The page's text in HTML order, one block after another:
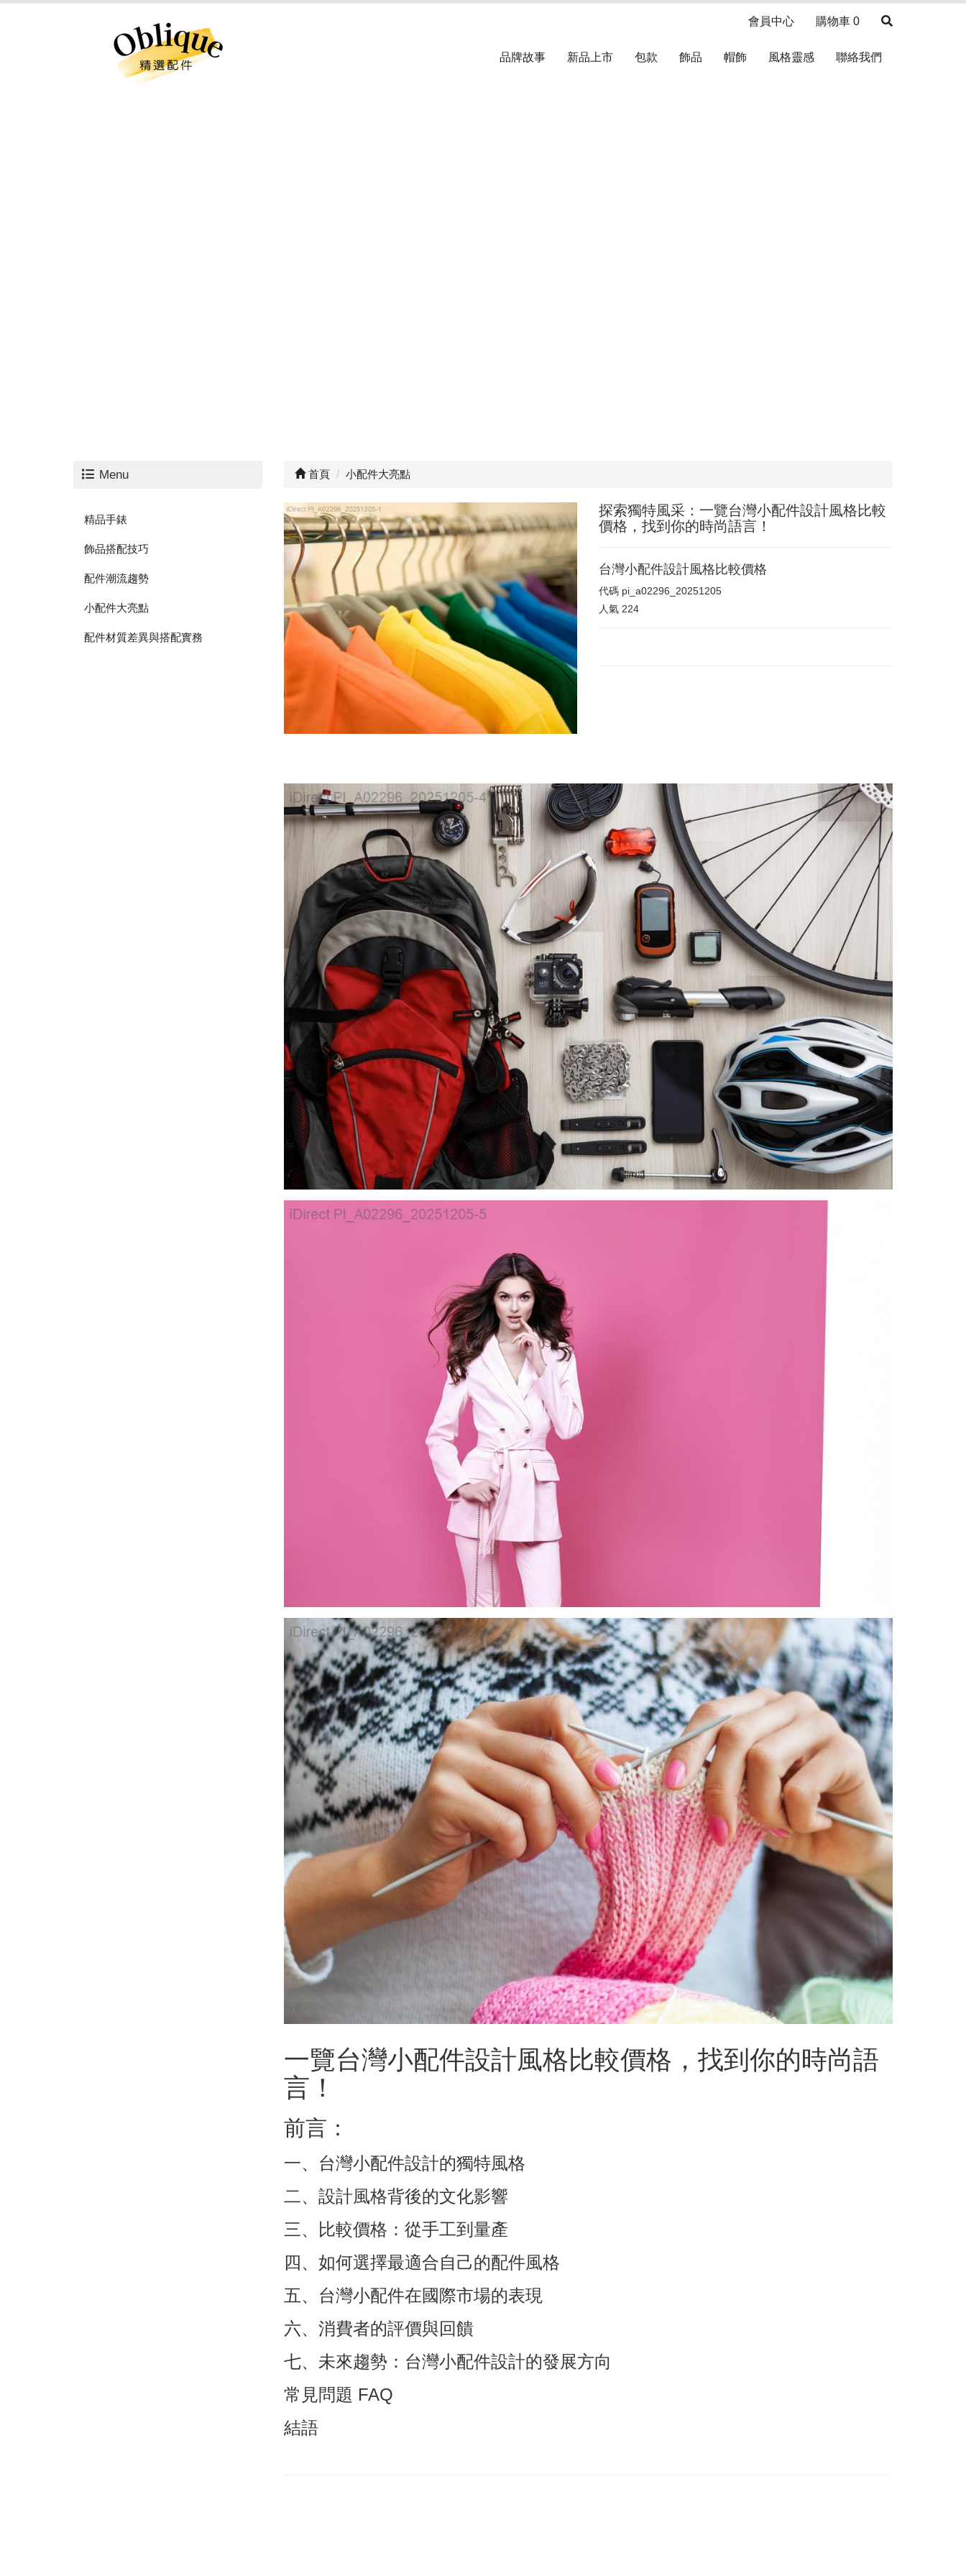
會員中心 購物車 0
品牌故事 新品上市 包款 飾品 帽飾 風格靈感 聯絡我們
Menu
精品手錶
飾品搭配技巧
配件潮流趨勢
小配件大亮點
配件材質差異與搭配實務
首頁 小配件大亮點
探索獨特風采：一覽台灣小配件設計風格比較
價格，找到你的時尚語言！
台灣小配件設計風格比較價格
代碼 pi_a02296_20251205
人氣 224
一覽台灣小配件設計風格比較價格，找到你的時尚語
言！
前言：
一、台灣小配件設計的獨特風格
二、設計風格背後的文化影響
三、比較價格：從手工到量產
四、如何選擇最適合自己的配件風格
五、台灣小配件在國際市場的表現
六、消費者的評價與回饋
七、未來趨勢：台灣小配件設計的發展方向
常見問題 FAQ
結語